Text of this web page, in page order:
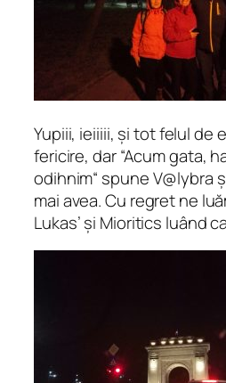
Yupiii, ieiiiii, și tot felul de
fericire, dar “Acum gata,
odihnim“ spune V@lybra
mai avea. Cu regret ne
Lukas’ și Mioritics luând